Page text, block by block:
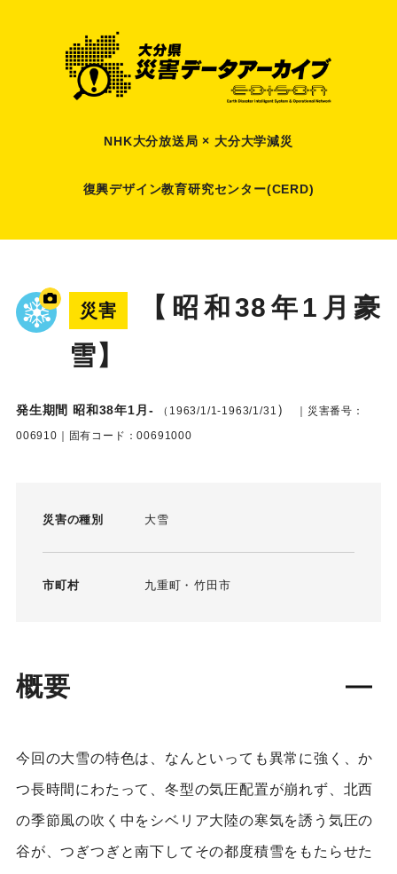
NHK大分放送局 × 大分大学減災
復興デザイン教育研究センター(CERD)
災害
【昭和38年1月豪
雪】
発生期間 昭和38年1月- （1963/1/1-1963/1/31 ）
｜災害番号：
006910｜固有コード：00691000
災害の種別 大雪
市町村 九重町 竹田市
概要
今回の大雪の特色は、なんといっても異常に強く、か
つ長時間にわたって、冬型の気圧配置が崩れず、北西
の季節風の吹く中をシベリア大陸の寒気を誘う気圧の
谷が、つぎつぎと南下してその都度積雪をもたらせた